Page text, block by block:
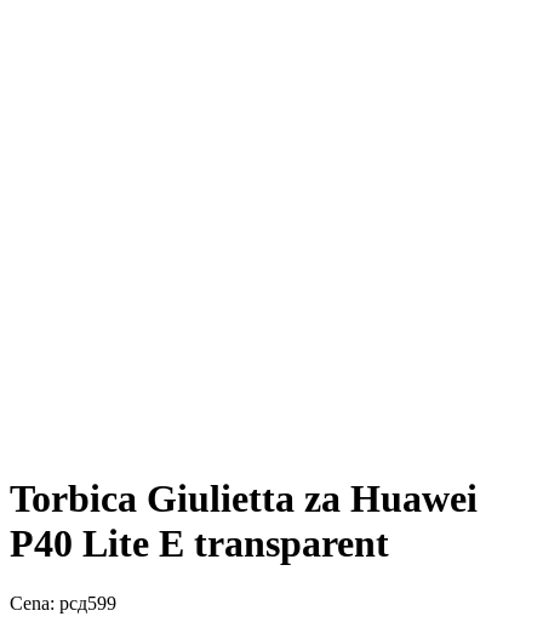
Torbica Giulietta za Huawei
P40 Lite E transparent
Cena: рсд599